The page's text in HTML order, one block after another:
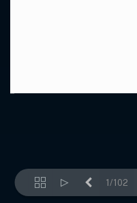
1/102